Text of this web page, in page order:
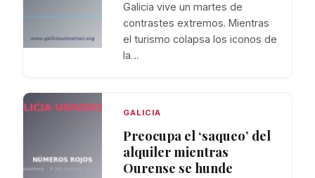
Galicia vive un martes de
contrastes extremos. Mientras
el turismo colapsa los iconos de
la…
GALICIA
Preocupa el ‘saqueo’ del
alquiler mientras
Ourense se hunde